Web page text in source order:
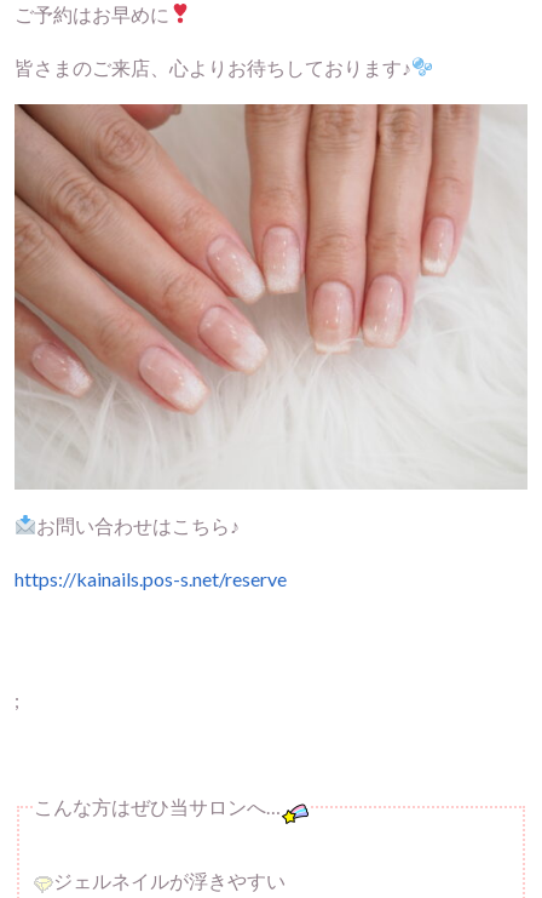
ご予約はお早めに
皆さまのご来店、心よりお待ちしております♪
お問い合わせはこちら♪
https://kainails.pos-s.net/reserve
;
こんな方はぜひ当サロンへ…
ジェルネイルが浮きやすい